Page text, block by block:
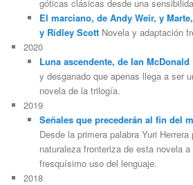
góticas clásicas desde una
El marciano, de Andy Weir, y
y Ridley ScottNovela y adaptación
2020
Luna ascendente, de Ian McDonald
y desganado que apenas llega a ser
novela de la trilogía.
2019
Señales que precederán al fin del
Desde la primera palabra Yuri
naturaleza fronteriza de esta novela
fresquísimo uso del lenguaje.
2018